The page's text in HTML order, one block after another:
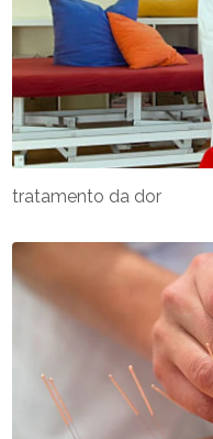
tratamento da dor